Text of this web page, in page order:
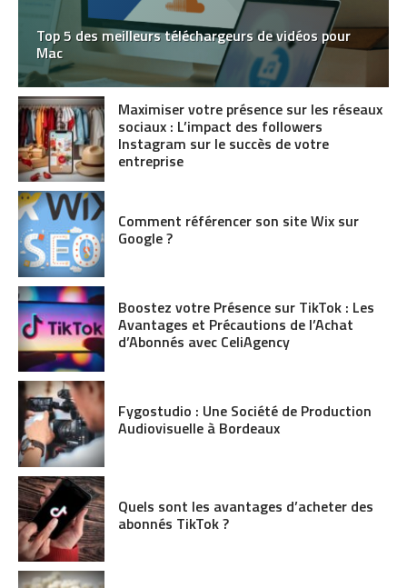
Top 5 des meilleurs téléchargeurs de vidéos pour
Mac
Maximiser votre présence sur les réseaux
sociaux : L’impact des followers
Instagram sur le succès de votre
entreprise
Comment référencer son site Wix sur
Google ?
Boostez votre Présence sur TikTok : Les
Avantages et Précautions de l’Achat
d’Abonnés avec CeliAgency
Fygostudio : Une Société de Production
Audiovisuelle à Bordeaux
Quels sont les avantages d’acheter des
abonnés TikTok ?